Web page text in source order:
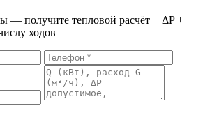
— получите тепловой расчёт + ΔP +
ходов